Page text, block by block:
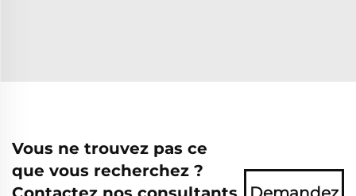
Vous ne trouvez pas ce
que vous recherchez ?